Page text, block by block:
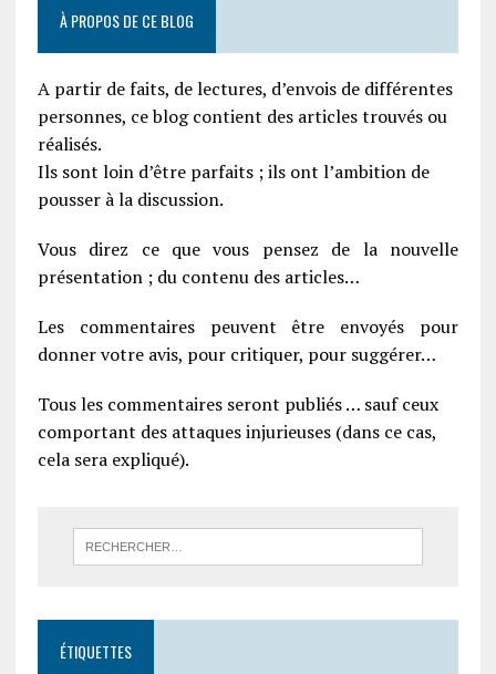
À PROPOS DE CE BLOG
A partir de faits, de lectures, d’envois de différentes
personnes, ce blog contient des articles trouvés ou
réalisés.
Ils sont loin d’être parfaits ; ils ont l’ambition de
pousser à la discussion.
Vous direz ce que vous pensez de la nouvelle
présentation ; du contenu des articles…
Les commentaires peuvent être envoyés pour
donner votre avis, pour critiquer, pour suggérer…
Tous les commentaires seront publiés … sauf ceux
comportant des attaques injurieuses (dans ce cas,
cela sera expliqué).
ÉTIQUETTES